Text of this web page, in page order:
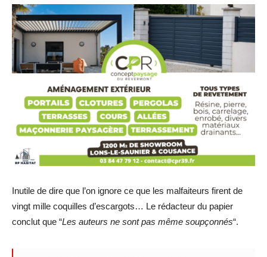
Inutile de dire que l’on ignore ce que les malfaiteurs firent de
vingt mille coquilles d’escargots… Le rédacteur du papier
conclut que “Les auteurs ne sont pas même soupçonnés“.